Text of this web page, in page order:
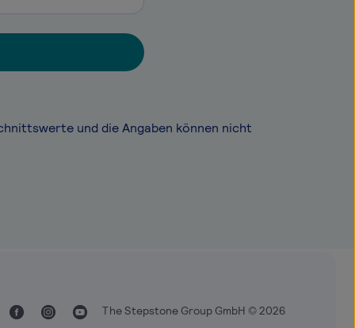
und die Angaben können nicht
The Stepstone Group GmbH © 2026